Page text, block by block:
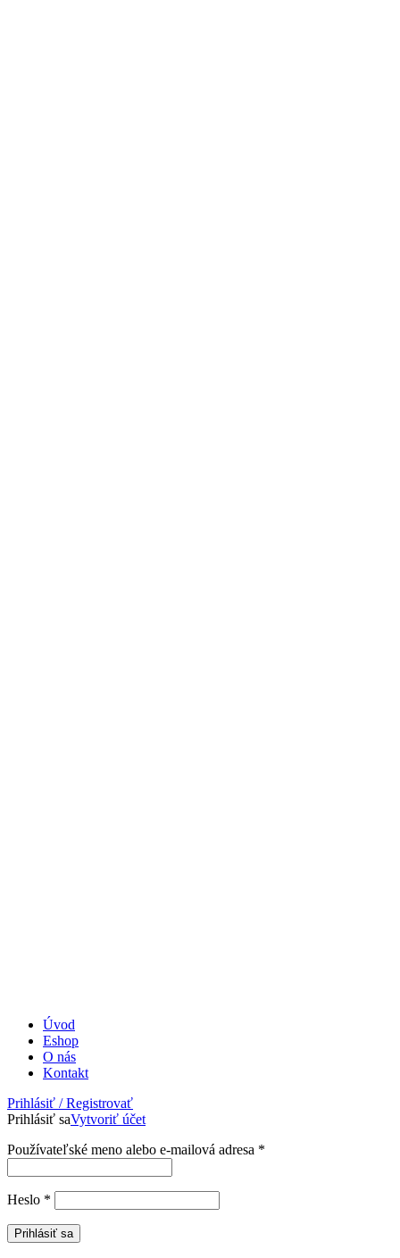
Úvod
Eshop
O nás
Kontakt
Prihlásiť / Registrovať
Prihlásiť saVytvoriť účet
Používateľské meno alebo e-mailová adresa *
Heslo *
Prihlásiť sa